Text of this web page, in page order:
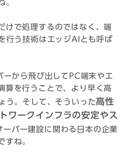
。
けで処理するのではなく、端
行う技術はエッジAIとも呼ば
ーから飛び出してPC端末やエ
算を行うことで、より早く高
う。そして、そういった高性
ワークインフラの安定やス
ーバー建設に関わる日本の企業
すね。